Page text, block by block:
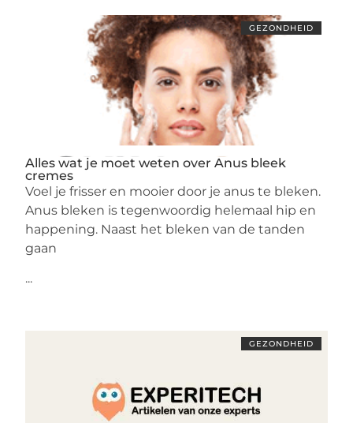
GEZONDHEID
Alles wat je moet weten over Anus bleek
cremes
Voel je frisser en mooier door je anus te bleken.
Anus bleken is tegenwoordig helemaal hip en
happening. Naast het bleken van de tanden
gaan
...
GEZONDHEID